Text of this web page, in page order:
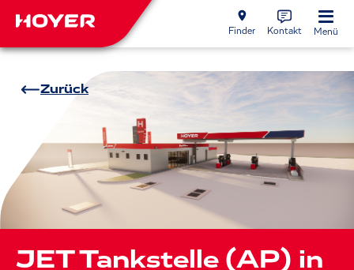
Finder Kontakt Menü
Zurück
JET Tankstelle (AP) in